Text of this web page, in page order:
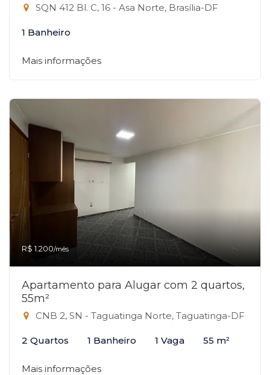
SQN 412 Bl. C, 16 - Asa Norte, Brasília-DF
1 Banheiro
Mais informações
R$ 1.200/mês
Apartamento para Alugar com 2 quartos,
55m²
CNB 2, SN - Taguatinga Norte, Taguatinga-DF
2 Quartos 1 Banheiro 1 Vaga 55 m²
Mais informações